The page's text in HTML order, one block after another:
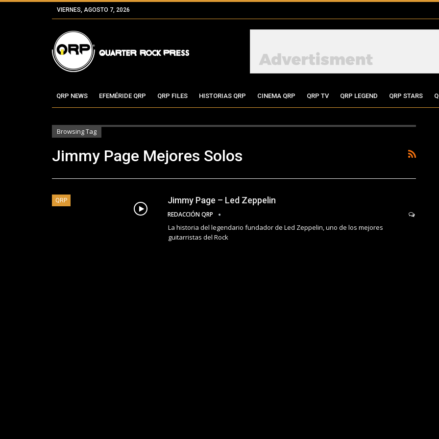
VIERNES, AGOSTO 7, 2026
QRP NEWS EFEMÉRIDE QRP QRP FILES HISTORIAS QRP CINEMA QRP QRP TV QRP LEGEND QRP STARS
Browsing Tag
Jimmy Page Mejores Solos
QRP Jimmy Page – Led Zeppelin
REDACCIÓN QRP
La historia del legendario fundador de Led Zeppelin, uno de los mejores
guitarristas del Rock